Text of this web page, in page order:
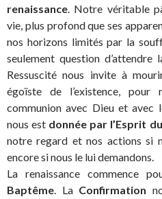
renaissance. Notre véritable
vie, plus profond que ses
nos horizons limités par la
seulement question
Ressuscité nous invite à
égoïste de l’existence,
communion avec Dieu et avec
nous est donnée par l’Esprit
notre regard et nos actions si
encore si nous le lui demandons.
La renaissance commence
Baptême. La Confirmation